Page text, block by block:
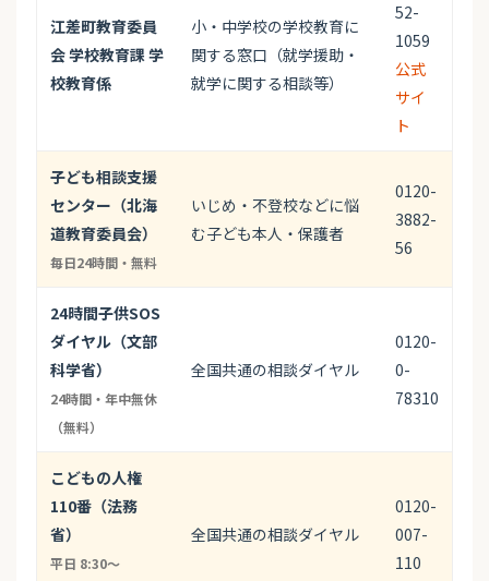
江差町教育委員
会 学校教育課 学
校教育係
小・中学校の学校教育に
関する窓口（就学援助・
就学に関する相談等）
52-
1059
公式
サイ
ト
子ども相談支援
センター（北海
道教育委員会）
毎日24時間・無料
いじめ・不登校などに悩
む子ども本人・保護者
0120-
3882-
56
24時間子供SOS
ダイヤル（文部
科学省）
24時間・年中無休
（無料）
全国共通の相談ダイヤル
0120-
0-
78310
こどもの人権
110番（法務
省）
平日 8:30〜
全国共通の相談ダイヤル
0120-
007-
110